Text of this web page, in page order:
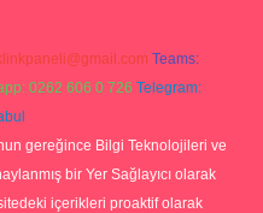
Teams:
0262 606 0 726 Telegram:
gereğince Bilgi Teknolojileri ve
bir Yer Sağlayıcı olarak
içerikleri proaktif olarak